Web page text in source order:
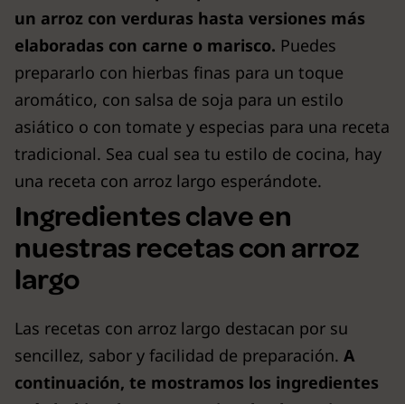
un arroz con verduras hasta versiones más
elaboradas con carne o marisco. Puedes
prepararlo con hierbas finas para un toque
aromático, con salsa de soja para un estilo
asiático o con tomate y especias para una receta
tradicional. Sea cual sea tu estilo de cocina, hay
una receta con arroz largo esperándote.
Ingredientes clave en
nuestras recetas con arroz
largo
Las recetas con arroz largo destacan por su
sencillez, sabor y facilidad de preparación. A
continuación, te mostramos los ingredientes